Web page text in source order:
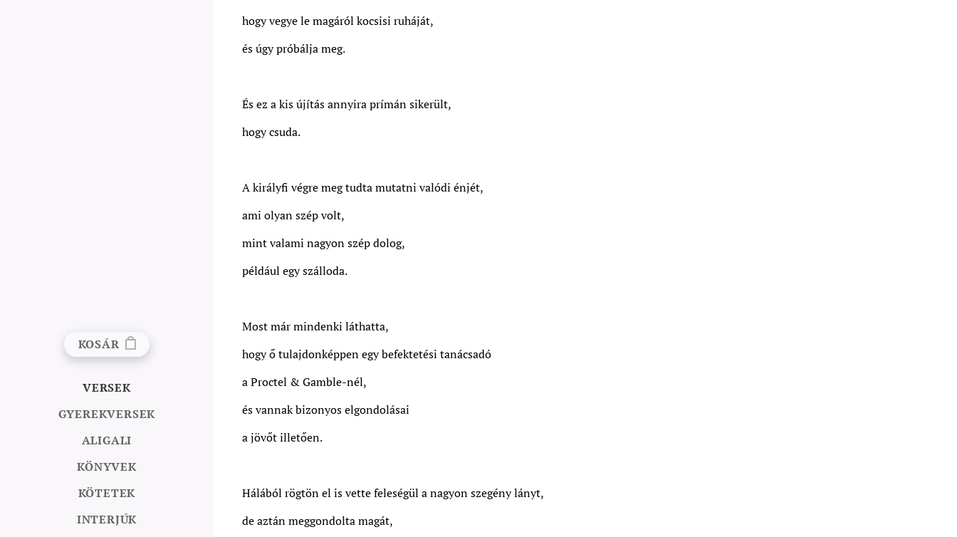
KOSÁR
VERSEK
GYEREKVERSEK
ALIGALI
KÖNYVEK
KÖTETEK
INTERJÚK
hogy vegye le magáról kocsisi ruháját,
és úgy próbálja meg.
És ez a kis újítás annyira prímán sikerült,
hogy csuda.
A királyfi végre meg tudta mutatni valódi énjét,
ami olyan szép volt,
mint valami nagyon szép dolog,
például egy szálloda.
Most már mindenki láthatta,
hogy ő tulajdonképpen egy befektetési tanácsadó
a Proctel & Gamble-nél,
és vannak bizonyos elgondolásai
a jövőt illetően.
Hálából rögtön el is vette feleségül a nagyon szegény lányt,
de aztán meggondolta magát,